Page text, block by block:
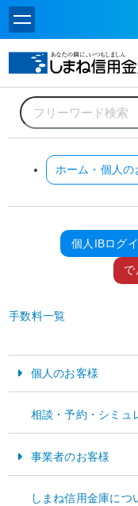
ホーム・個人の
個人IBログ
で
手数料一覧
個人のお客様
お金をためる・そな
お金をかりる
相談・予約・シミュ
事業者のお客様
資金運用
しまね信用金庫につ
ホーム お知らせ 富国生命保険からの「
全てのお客様お知らせ
富国生命保険からの「お
2023年10月23日
俊樹）は、
生命保険相互会
社様の100周年
プロジェクトの
れてしまう野菜
さいクレヨン』